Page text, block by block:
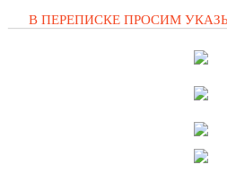
В ПЕРЕПИСКЕ ПРОСИМ